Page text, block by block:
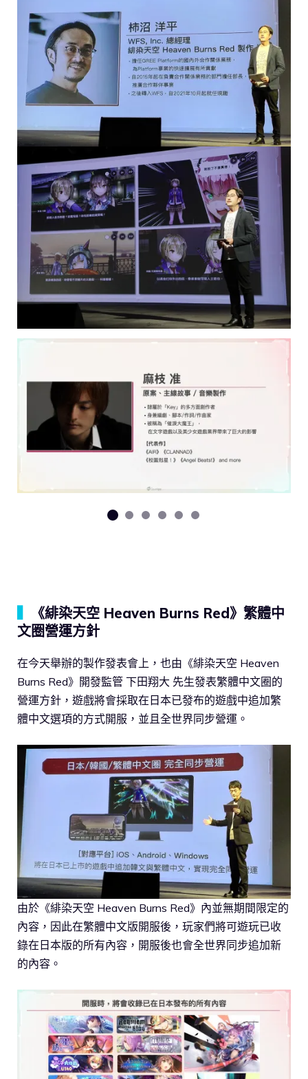
《緋染天空 Heaven Burns Red》繁體中
文圈營運方針
在今天舉辦的製作發表會上，也由《緋染天空 Heaven
Burns Red》開發監管 下田翔大 先生發表繁體中文圈的
營運方針，遊戲將會採取在日本已發布的遊戲中追加繁
體中文選項的方式開服，並且全世界同步營運。
由於《緋染天空 Heaven Burns Red》內並無期間限定的
內容，因此在繁體中文版開服後，玩家們將可遊玩已收
錄在日本版的所有內容，開服後也會全世界同步追加新
的內容。